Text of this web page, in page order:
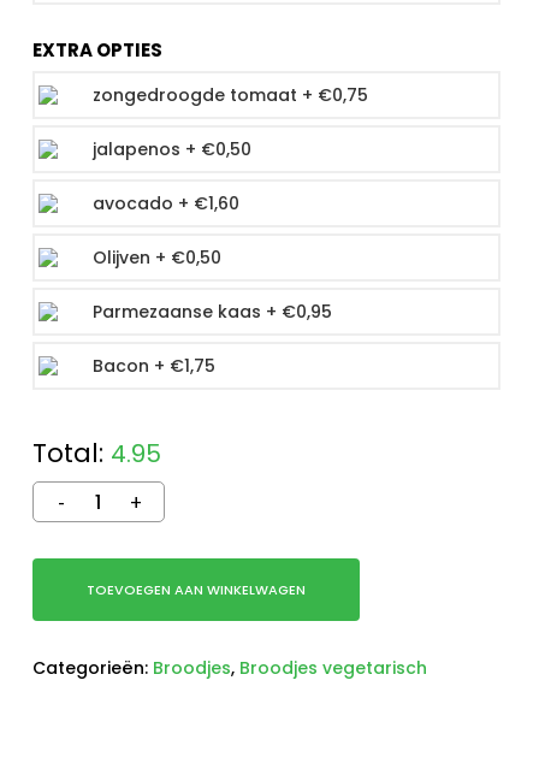
EXTRA OPTIES
zongedroogde tomaat + €0,75
jalapenos + €0,50
avocado + €1,60
Olijven + €0,50
Parmezaanse kaas + €0,95
Bacon + €1,75
Total: 4.95
TOEVOEGEN AAN WINKELWAGEN
Categorieën: Broodjes, Broodjes vegetarisch